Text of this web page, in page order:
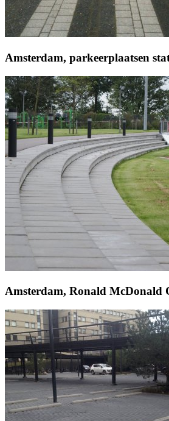
Amsterdam, parkeerplaatsen
Amsterdam, Ronald McDonald